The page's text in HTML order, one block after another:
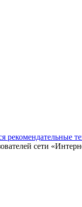
рекомендательные
сети